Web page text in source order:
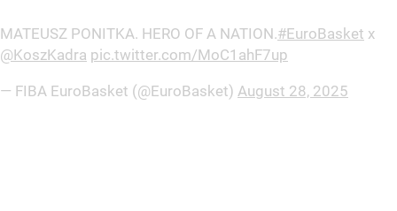
MATEUSZ PONITKA. HERO OF A NATION.#EuroBasket x
@KoszKadra pic.twitter.com/MoC1ahF7up
— FIBA EuroBasket (@EuroBasket) August 28, 2025